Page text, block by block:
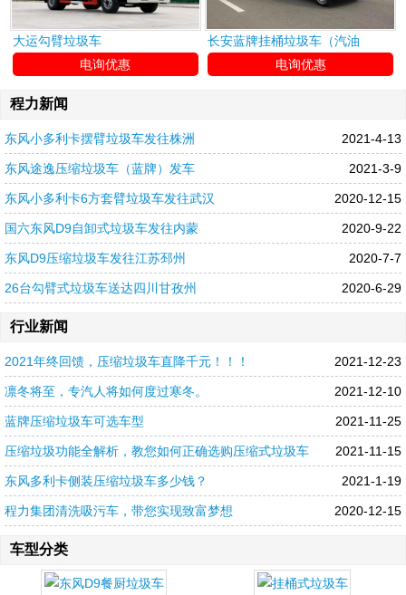
大运勾臂垃圾车
电询优惠
长安蓝牌挂桶垃圾车（汽油
电询优惠
程力新闻
2021-4-13
东风小多利卡摆臂垃圾车发往株洲
2021-3-9
东风途逸压缩垃圾车（蓝牌）发车
2020-12-15
东风小多利卡6方套臂垃圾车发往武汉
2020-9-22
国六东风D9自卸式垃圾车发往内蒙
2020-7-7
东风D9压缩垃圾车发往江苏邳州
2020-6-29
26台勾臂式垃圾车送达四川甘孜州
行业新闻
2021-12-23
2021年终回馈，压缩垃圾车直降千元！！！
2021-12-10
凛冬将至，专汽人将如何度过寒冬。
2021-11-25
蓝牌压缩垃圾车可选车型
2021-11-15
压缩垃圾功能全解析，教您如何正确选购压缩式垃圾车
2021-1-19
东风多利卡侧装压缩垃圾车多少钱？
2020-12-15
程力集团清洗吸污车，带您实现致富梦想
车型分类